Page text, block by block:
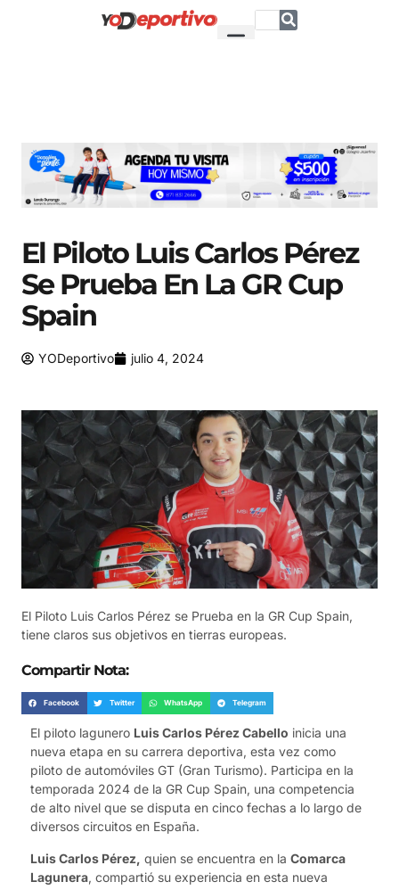
El Piloto Luis Carlos Pérez
Se Prueba En La GR Cup
Spain
YODeportivo julio 4, 2024
El Piloto Luis Carlos Pérez se Prueba en la GR Cup Spain,
tiene claros sus objetivos en tierras europeas.
Compartir Nota:
Facebook Twitter WhatsApp Telegram
El piloto lagunero Luis Carlos Pérez Cabello inicia una
nueva etapa en su carrera deportiva, esta vez como
piloto de automóviles GT (Gran Turismo). Participa en la
temporada 2024 de la GR Cup Spain, una competencia
de alto nivel que se disputa en cinco fechas a lo largo de
diversos circuitos en España.
Luis Carlos Pérez, quien se encuentra en la Comarca
Lagunera, compartió su experiencia en esta nueva